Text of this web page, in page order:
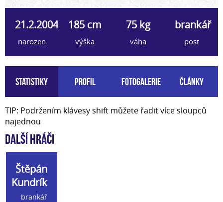
21.2.2004
narozen
185 cm
výška
75 kg
váha
brankář
post
Statistiky Profil Fotogalerie Články
TIP: Podržením klávesy shift můžete řadit více sloupců
najednou
Další hráči
Štěpán
Kundrík
brankář